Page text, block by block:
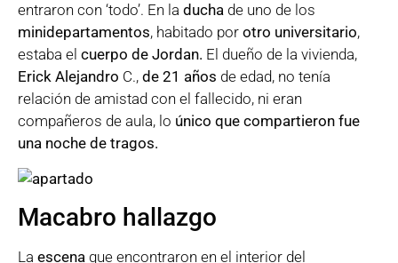
entraron con ‘todo’. En la ducha de uno de los
minidepartamentos, habitado por otro universitario,
estaba el cuerpo de Jordan. El dueño de la vivienda,
Erick Alejandro C., de 21 años de edad, no tenía
relación de amistad con el fallecido, ni eran
compañeros de aula, lo único que compartieron fue
una noche de tragos.
Macabro hallazgo
La escena que encontraron en el interior del